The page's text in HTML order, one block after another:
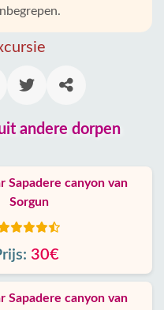
andere dorpen
Sapadere canyon van
Sorgun
30€
Sapadere canyon van